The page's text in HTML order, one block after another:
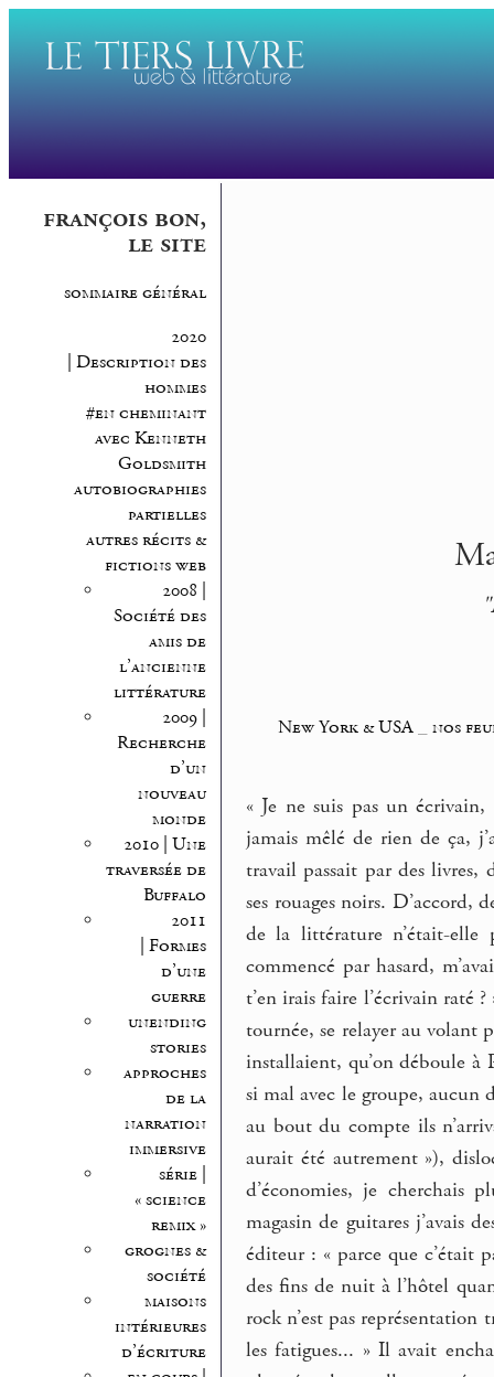
françois bon,
le site
sommaire général
2020
| Description des
hommes
#en cheminant
avec Kenneth
Goldsmith
autobiographies
partielles
autres récits &
fictions web
2008 |
Société des
amis de
l’ancienne
littérature
2009 |
Recherche
d’un
nouveau
monde
2010 | Une
traversée de
Buffalo
2011
| Formes
d’une
guerre
unending
stories
approches
de la
narration
immersive
série |
« science
remix »
grognes &
société
maisons
intérieures
d’écriture
New York & USA_ nos
« Je ne suis pas un
jamais mêlé de rien de ça,
travail passait par des
ses rouages noirs. D’accord,
de la littérature n’était-elle
commencé par hasard,
t’en irais faire l’écrivain raté
tournée, se relayer au volant
installaient, qu’on déboule à
si mal avec le groupe, aucun
au bout du compte ils
aurait été autrement »),
d’économies, je cherchais
magasin de guitares j’avais
éditeur : « parce que c’était
des fins de nuit à l’hôtel
rock n’est pas représentation
les fatigues... » Il avait